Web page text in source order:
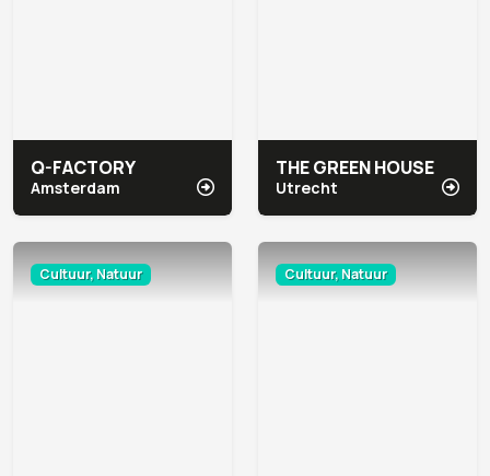
Q-FACTORY
Amsterdam
THE GREEN HOUSE
Utrecht
Cultuur, Natuur Cultuur, Natuur